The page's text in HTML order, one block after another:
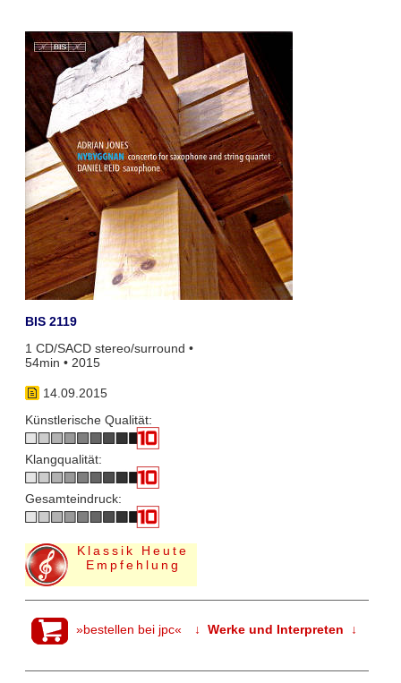
BIS 2119
1 CD/SACD stereo/surround •
54min • 2015
14.09.2015
Künstlerische Qualität:
Klangqualität:
Gesamteindruck:
Klassik Heute
Empfehlung
»bestellen bei jpc« ↓ Werke und Interpreten ↓